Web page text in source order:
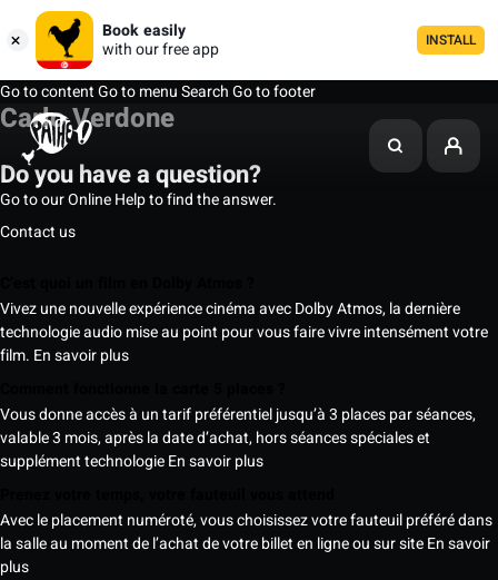
Book easily
with our free app
INSTALL
Go to contentGo to menuSearchGo to footer
Carlo Verdone
Do you have a question?
Go to our Online Help to find the answer.
Contact us
Vivez une nouvelle expérience cinéma avec Dolby Atmos, la dernière
technologie audio mise au point pour vous faire vivre intensément votre
film. En savoir plus
Vous donne accès à un tarif préférentiel jusqu’à 3 places par séances,
valable 3 mois, après la date d’achat, hors séances spéciales et
supplément technologieEn savoir plus
Avec le placement numéroté, vous choisissez votre fauteuil préféré dans
la salle au moment de l’achat de votre billet en ligne ou sur siteEn savoir
plus